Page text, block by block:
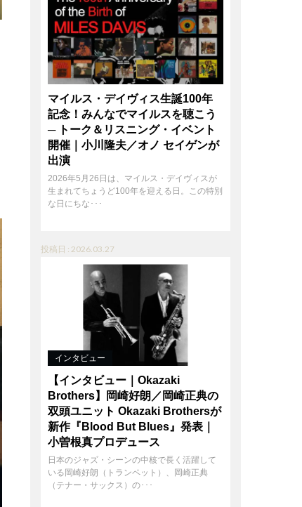
マイルス・デイヴィス生誕100年
記念！みんなでマイルスを聴こう
─ トーク＆リスニング・イベント
開催｜小川隆夫／オノ セイゲンが
出演
2026年5月26日は、マイルス・デイヴィスが
生まれてちょうど100年を迎える日。この特別
な日にちな･･･
投稿日 : 2026.03.27
インタビュー
【インタビュー｜Okazaki
Brothers】岡崎好朗／岡崎正典の
双頭ユニット Okazaki Brothersが
新作『Blood But Blues』発表｜
小曽根真プロデュース
日本のジャズ・シーンの中核で長く活躍して
いる岡崎好朗（トランペット）、岡崎正典
（テナー・サックス）の･･･